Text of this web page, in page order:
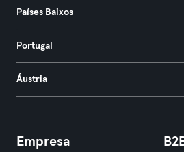
Países Baixos
Portugal
Áustria
Empresa